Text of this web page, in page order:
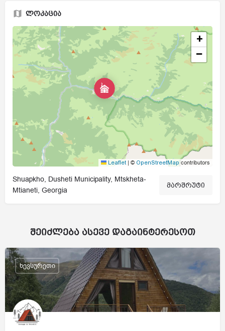
ლოკაცია
+
−
Leaflet | © OpenStreetMap contributors
Shuapkho, Dusheti Municipality, Mtskheta-
Mtianeti, Georgia
მარშრუტი
შეიძლება ასევე დაგაინტერესოთ
ხევსურეთი